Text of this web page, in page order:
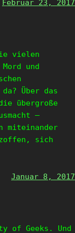
Februar 23, 2017
vielen
und
Über das
übergroße
–
miteinander
zoffen, sich
Januar 8, 2017
of Geeks. Und